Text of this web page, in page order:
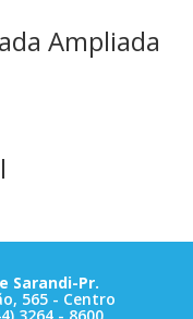
Ampliada
Sarandi-Pr.
565 - Centro